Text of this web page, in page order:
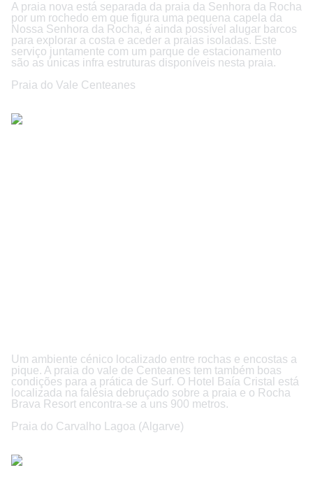
A praia nova está separada da praia da Senhora da Rocha
por um rochedo em que figura uma pequena capela da
Nossa Senhora da Rocha, é ainda possível alugar barcos
para explorar a costa e aceder a praias isoladas. Este
serviço juntamente com um parque de estacionamento
são as únicas infra estruturas disponíveis nesta praia.
Praia do Vale Centeanes
Um ambiente cénico localizado entre rochas e encostas a
pique. A praia do vale de Centeanes tem também boas
condições para a prática de Surf. O Hotel Baía Cristal está
localizada na falésia debruçado sobre a praia e o Rocha
Brava Resort encontra-se a uns 900 metros.
Praia do Carvalho Lagoa (Algarve)